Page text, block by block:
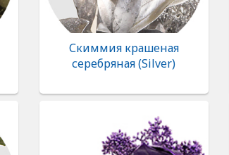
Скиммия крашеная
серебряная (Silver)